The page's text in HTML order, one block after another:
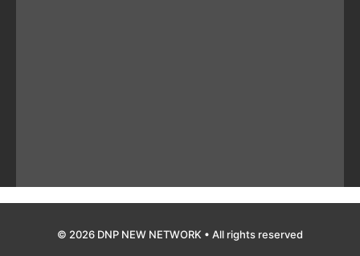
© 2026 DNP NEW NETWORK • All rights reserved